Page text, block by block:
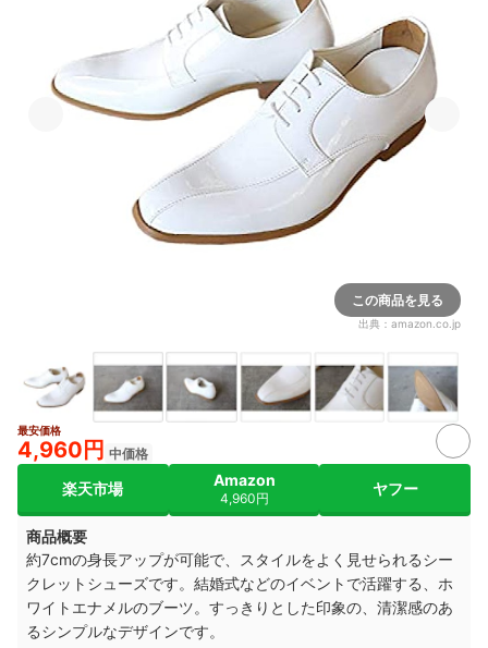
この商品を見る
出典： amazon.co.jp
最安価格
4,960円 中価格
楽天市場 Amazon
4,960円
ヤフー
商品概要
約7cmの身長アップが可能で、スタイルをよく見せられるシー
クレットシューズです。結婚式などのイベントで活躍する、ホ
ワイトエナメルのブーツ。 すっきりとした印象の、 清潔感のあ
るシンプルなデザインです。